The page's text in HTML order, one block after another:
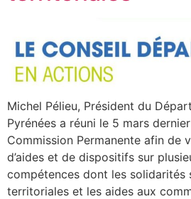
Michel Pélieu, Président du
Pyrénées a réuni le 5 mars
Commission Permanente afin de
d’aides et de dispositifs sur
compétences dont les solidarités
territoriales et les aides aux